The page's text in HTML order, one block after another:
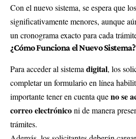
Con el nuevo sistema, se espera que
significativamente menores, aunque
un cronograma exacto para cada
¿Cómo Funciona el Nuevo Sistema?
Para acceder al sistemadigital, los
completar un formulario en línea
importante tener en cuenta queno se
correo electróniconi de manera
trámites.